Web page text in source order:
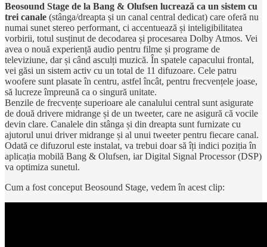
Beosound Stage de la Bang & Olufsen lucrează ca un sistem cu
trei canale (stânga/dreapta și un canal central dedicat) care oferă nu
numai sunet stereo performant, ci accentuează și inteligibilitatea
vorbirii, totul susținut de decodarea și procesarea Dolby Atmos. Vei
avea o nouă experiență audio pentru filme și programe de
televiziune, dar și când asculți muzică. În spatele capacului frontal,
vei găsi un sistem activ cu un total de 11 difuzoare. Cele patru
woofere sunt plasate în centru, astfel încât, pentru frecvențele joase,
să lucreze împreună ca o singură unitate.
Benzile de frecvențe superioare ale canalului central sunt asigurate
de două drivere midrange și de un tweeter, care ne asigură că vocile
devin clare. Canalele din stânga și din dreapta sunt furnizate cu
ajutorul unui driver midrange și al unui tweeter pentru fiecare canal.
Odată ce difuzorul este instalat, va trebui doar să îți indici poziția în
aplicația mobilă Bang & Olufsen, iar Digital Signal Processor (DSP)
va optimiza sunetul.
Cum a fost conceput Beosound Stage, vedem în acest clip: